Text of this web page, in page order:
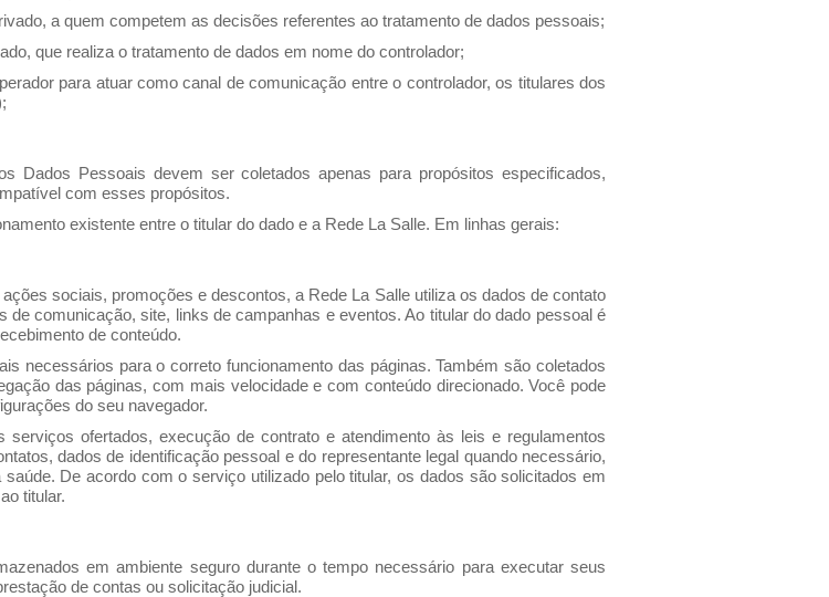
a quem competem as decisões referentes ao tratamento de dados pessoais;
que realiza o tratamento de dados em nome do controlador;
para atuar como canal de comunicação entre o controlador, os titulares dos
Dados Pessoais devem ser coletados apenas para propósitos especificados,
com esses propósitos.
existente entre o titular do dado e a Rede La Salle. Em linhas gerais:
sociais, promoções e descontos, a Rede La Salle utiliza os dados de contato
comunicação, site, links de campanhas e eventos. Ao titular do dado pessoal é
de conteúdo.
necessários para o correto funcionamento das páginas. Também são coletados
das páginas, com mais velocidade e com conteúdo direcionado. Você pode
do seu navegador.
ofertados, execução de contrato e atendimento às leis e regulamentos
dados de identificação pessoal e do representante legal quando necessário,
De acordo com o serviço utilizado pelo titular, os dados são solicitados em
titular.
em ambiente seguro durante o tempo necessário para executar seus
de contas ou solicitação judicial.